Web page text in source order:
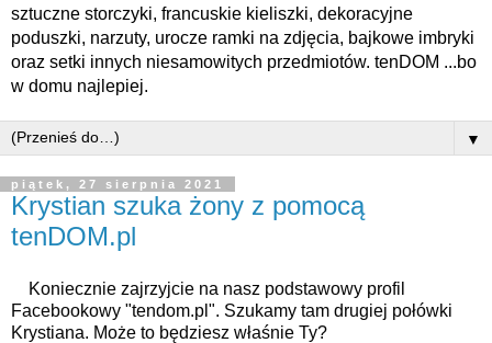
sztuczne storczyki, francuskie kieliszki, dekoracyjne
poduszki, narzuty, urocze ramki na zdjęcia, bajkowe imbryki
oraz setki innych niesamowitych przedmiotów. tenDOM ...bo
w domu najlepiej.
▼
piątek, 27 sierpnia 2021
Krystian szuka żony z pomocą
tenDOM.pl
Facebookowy "tendom.pl". Szukamy tam drugiej połówki
Krystiana. Może to będziesz właśnie Ty?